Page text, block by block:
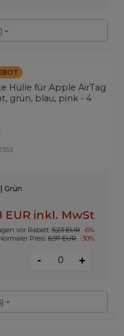
)
Hülle für Apple AirTag
grün, blau, pink - 4
)
Grün
EUR inkl. MwSt
vor Rabatt: 5,23 EUR -6%
Preis: 6,97 EUR -30%
- +